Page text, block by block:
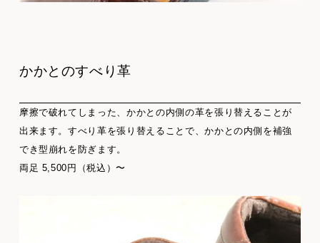
かかとのすべり革
摩擦で破れてしまった、かかとの内側の革を張り替えることが
出来ます。すべり革を張り替えることで、かかとの内側を補強
でき型崩れを防ぎます。
両足 5,500円（税込）〜